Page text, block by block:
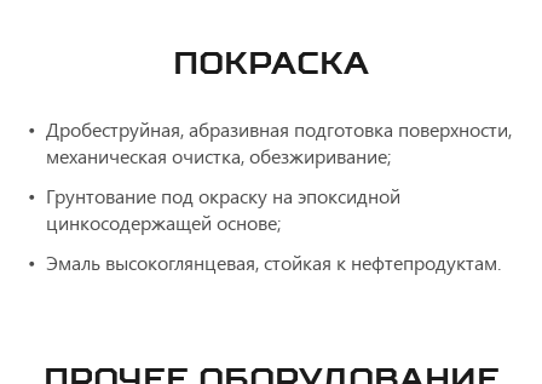
ПОКРАСКА
Дробеструйная, абразивная подготовка поверхности,
механическая очистка, обезжиривание;
Грунтование под окраску на эпоксидной
цинкосодержащей основе;
Эмаль высокоглянцевая, стойкая к нефтепродуктам.